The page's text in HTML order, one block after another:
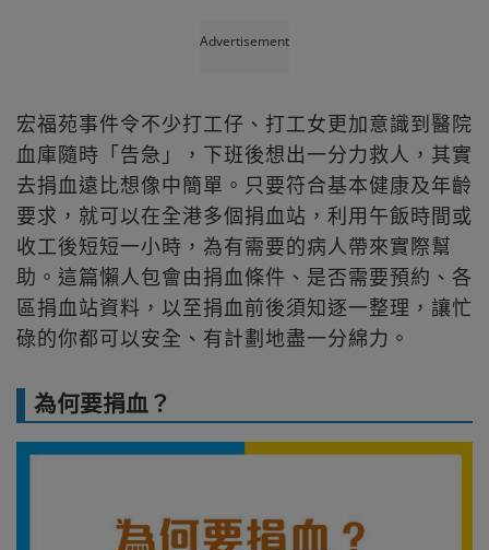
Advertisement
宏福苑事件令不少打工仔、打工女更加意識到醫院
血庫隨時「告急」，下班後想出一分力救人，其實
去捐血遠比想像中簡單。只要符合基本健康及年齡
要求，就可以在全港多個捐血站，利用午飯時間或
收工後短短一小時，為有需要的病人帶來實際幫
助。這篇懶人包會由捐血條件、是否需要預約、各
區捐血站資料，以至捐血前後須知逐一整理，讓忙
碌的你都可以安全、有計劃地盡一分綿力。
為何要捐血？